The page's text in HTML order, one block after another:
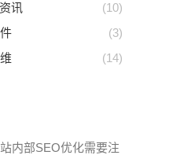
讯
(10)
(3)
(14)
内部SEO优化需要注